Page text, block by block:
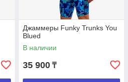
Джаммеры Funky Trunks You
Blued
В наличии
35 900 ₸